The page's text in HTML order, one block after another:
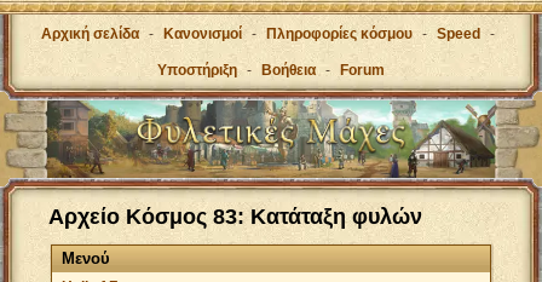
Αρχική σελίδα - Κανονισμοί - Πληροφορίες κόσμου - Speed -
Υποστήριξη - Βοήθεια - Forum
Αρχείο Κόσμος 83: Κατάταξη φυλών
Μενού